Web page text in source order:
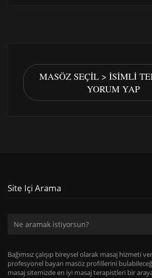
MASÖZ SEÇIL > İSIMLI
YORUM YAP
Site Içi Arama
Bağımsız çalışıp bireysel olarak masaj hizmeti
profesyonel bayan masöz profillerini
masaj sitemizde en iyi masaj terapistleri bir